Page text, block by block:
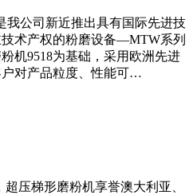
我公司新近推出具有国际先进技
术产权的粉磨设备—MTW系列
机9518为基础，采用欧洲先进
对产品粒度、性能可…
压梯形磨粉机享誉澳大利亚、